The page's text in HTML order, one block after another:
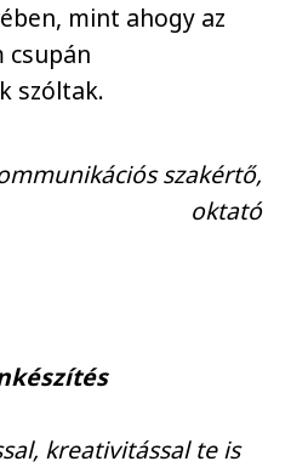
mint ahogy az
csupán
szóltak.
szakértő,
oktató
kreativitással te is